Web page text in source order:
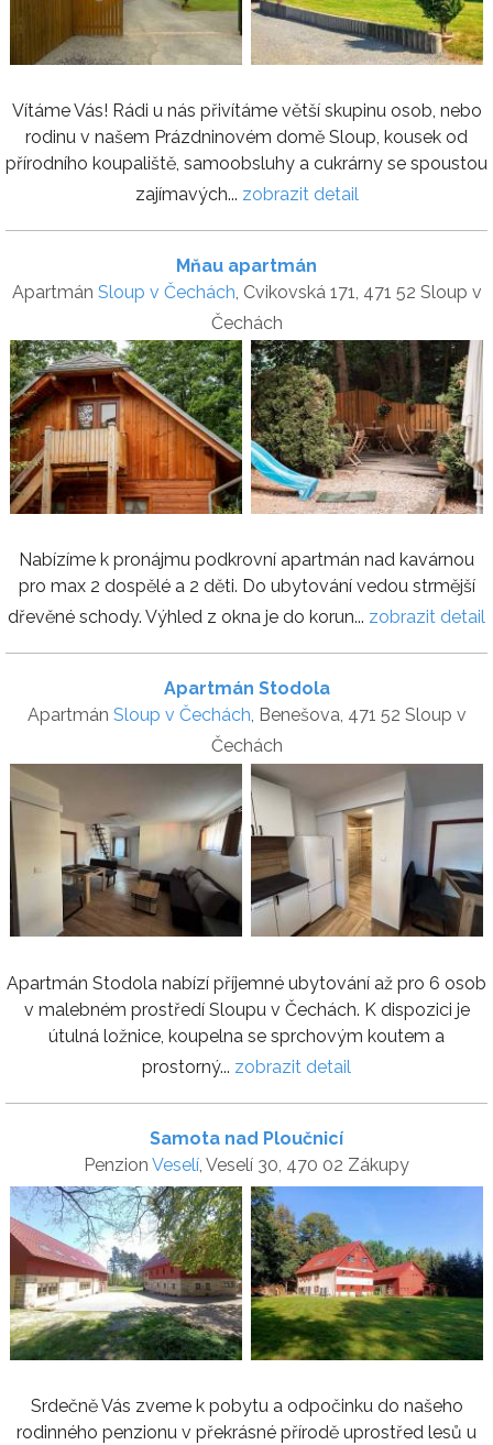
Vítáme Vás! Rádi u nás přivítáme větší skupinu osob, nebo
rodinu v našem Prázdninovém domě Sloup, kousek od
přírodního koupaliště, samoobsluhy a cukrárny se spoustou
zajímavých... zobrazit detail
Mňau apartmán
Apartmán Sloup v Čechách, Cvikovská 171, 471 52 Sloup v
Čechách
Nabízíme k pronájmu podkrovní apartmán nad kavárnou
pro max 2 dospělé a 2 děti. Do ubytování vedou strmější
dřevěné schody. Výhled z okna je do korun... zobrazit detail
Apartmán Stodola
Apartmán Sloup v Čechách, Benešova, 471 52 Sloup v
Čechách
Apartmán Stodola nabízí příjemné ubytování až pro 6 osob
v malebném prostředí Sloupu v Čechách. K dispozici je
útulná ložnice, koupelna se sprchovým koutem a
prostorný... zobrazit detail
Samota nad Ploučnicí
Penzion Veselí , Veselí 30, 470 02 Zákupy
Srdečně Vás zveme k pobytu a odpočinku do našeho
rodinného penzionu v překrásné přírodě uprostřed lesů u